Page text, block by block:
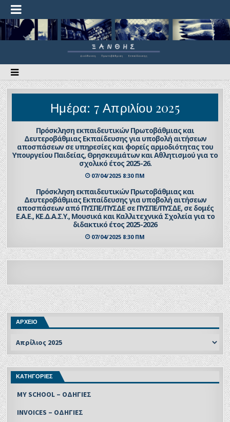
Ημέρα: 7 Απριλίου 2025
Πρόσκληση εκπαιδευτικών Πρωτοβάθμιας και
Δευτεροβάθμιας Εκπαίδευσης για υποβολή αιτήσεων
αποσπάσεων σε υπηρεσίες και φορείς αρμοδιότητας του
Υπουργείου Παιδείας, Θρησκευμάτων και Αθλητισμού για το
σχολικό έτος 2025-26.
07/04/2025 8:30 ΠΜ
Πρόσκληση εκπαιδευτικών Πρωτοβάθμιας και
Δευτεροβάθμιας Εκπαίδευσης για υποβολή αιτήσεων
αποσπάσεων από ΠΥΣΠΕ/ΠΥΣΔΕ σε ΠΥΣΠΕ/ΠΥΣΔΕ, σε δομές
Ε.Α.Ε., ΚΕ.Δ.Α.Σ.Υ., Μουσικά και Καλλιτεχνικά Σχολεία για το
διδακτικό έτος 2025-2026
07/04/2025 8:30 ΠΜ
ΑΡΧΕΙΟ
ΚΑΤΗΓΟΡΙΕΣ
MY SCHOOL – ΟΔΗΓΙΕΣ
INVOICES – ΟΔΗΓΙΕΣ